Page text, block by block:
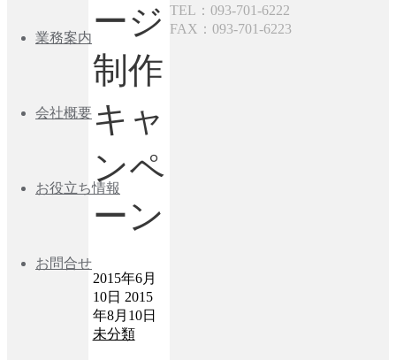
業務案内
会社概要
お役立ち情報
お問合せ
ージ
制作
キャ
ンペ
ーン
2015年6月
10日 2015
年8月10日
未分類
TEL：093-701-6222
FAX：093-701-6223